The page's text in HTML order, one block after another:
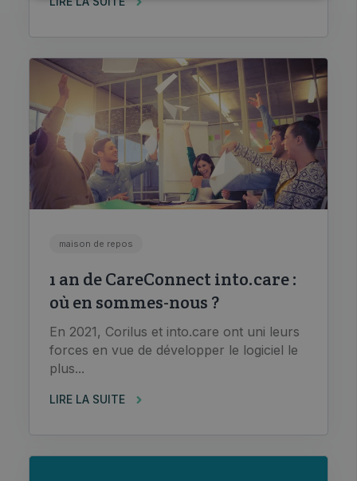
maison de repos
1 an de CareConnect into.care :
où en sommes-nous ?
En 2021, Corilus et into.care ont uni leurs
forces en vue de développer le logiciel le
plus...
LIRE LA SUITE